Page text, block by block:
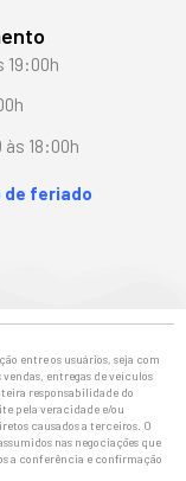
19:00h
às 18:00h
de feriado
entre os usuários, seja com
entregas de veículos
responsabilidade do
pela veracidade e/ou
causados a terceiros. O
nas negociações que
a conferência e confirmação